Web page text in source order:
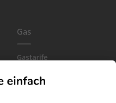
Gas
Gastarife
Gewerbegas